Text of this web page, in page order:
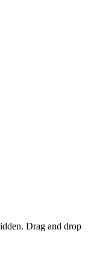
Drag and drop